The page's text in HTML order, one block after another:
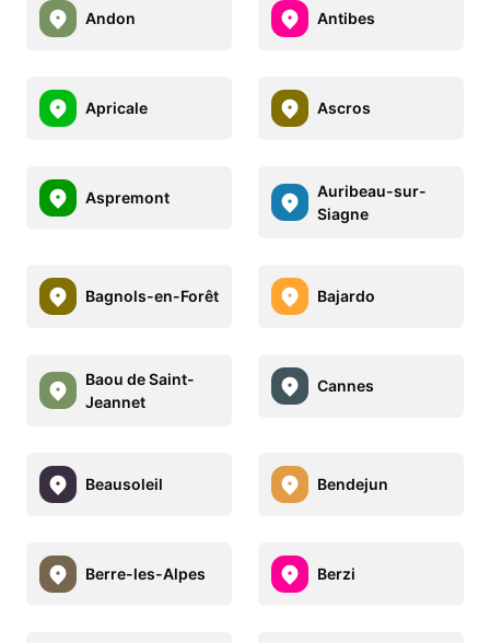
Andon Antibes
Apricale Ascros
Aspremont
Auribeau-sur-
Siagne
Bagnols-en-Forêt Bajardo
Baou de Saint-
Jeannet
Cannes
Beausoleil Bendejun
Berre-les-Alpes Berzi